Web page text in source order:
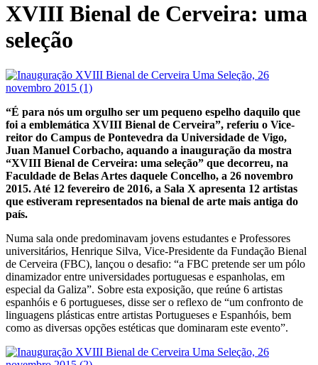
XVIII Bienal de Cerveira: uma
seleção
“É para nós um orgulho ser um pequeno espelho daquilo que
foi a emblemática XVIII Bienal de Cerveira”, referiu o Vice-
reitor do Campus de Pontevedra da Universidade de Vigo,
Juan Manuel Corbacho, aquando a inauguração da mostra
“XVIII Bienal de Cerveira: uma seleção” que decorreu, na
Faculdade de Belas Artes daquele Concelho, a 26 novembro
2015. Até 12 fevereiro de 2016, a Sala X apresenta 12 artistas
que estiveram representados na bienal de arte mais antiga do
país.
Numa sala onde predominavam jovens estudantes e Professores
universitários, Henrique Silva, Vice-Presidente da Fundação Bienal
de Cerveira (FBC), lançou o desafio: “a FBC pretende ser um pólo
dinamizador entre universidades portuguesas e espanholas, em
especial da Galiza”. Sobre esta exposição, que reúne 6 artistas
espanhóis e 6 portugueses, disse ser o reflexo de “um confronto de
linguagens plásticas entre artistas Portugueses e Espanhóis, bem
como as diversas opções estéticas que dominaram este evento”.